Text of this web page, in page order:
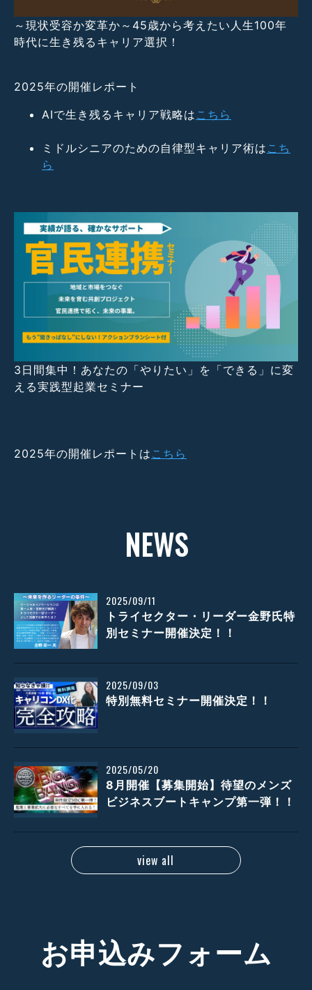
～現状受容か変革か～45歳から考えたい人生100年
時代に生き残るキャリア選択！
2025年の開催レポート
AIで生き残るキャリア戦略は こちら
ミドルシニアのための自律型キャリア術は こち
ら
3日間集中！あなたの「やりたい」を「できる」に変
える実践型起業セミナー
2025年の開催レポートは こちら
NEWS
2025/09/11
トライセクター・リーダー金野氏特
別セミナー開催決定！！
2025/09/03
特別無料セミナー開催決定！！
2025/05/20
8月開催【募集開始】待望のメンズ
ビジネスブートキャンプ第一弾！！
view all
お申込みフォーム